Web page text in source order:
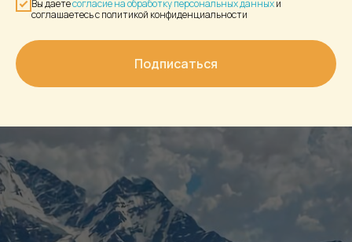
Вы даетесогласие на обработку персональных данныхи
соглашаетесь с политикой конфиденциальности
Подписаться